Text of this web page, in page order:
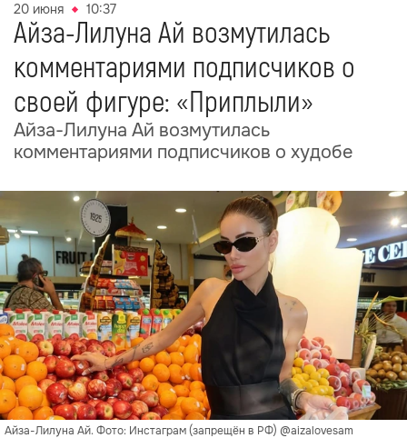
20 июня 10:37
Айза-Лилуна Ай возмутилась
комментариями подписчиков о
своей фигуре: «Приплыли»
Айза-Лилуна Ай возмутилась
комментариями подписчиков о худобе
Айза-Лилуна Ай. Фото: Инстаграм (запрещён в РФ) @aizalovesam